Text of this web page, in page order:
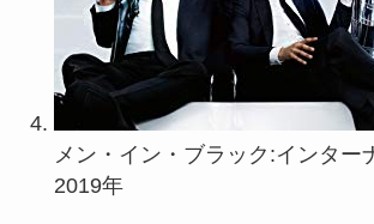
メン・イン・ブラック:インター
2019年